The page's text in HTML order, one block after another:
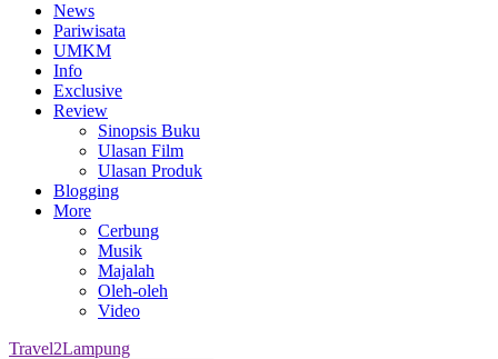
News
Pariwisata
UMKM
Info
Exclusive
Review
Sinopsis Buku
Ulasan Film
Ulasan Produk
Blogging
More
Cerbung
Musik
Majalah
Oleh-oleh
Video
Travel2Lampung